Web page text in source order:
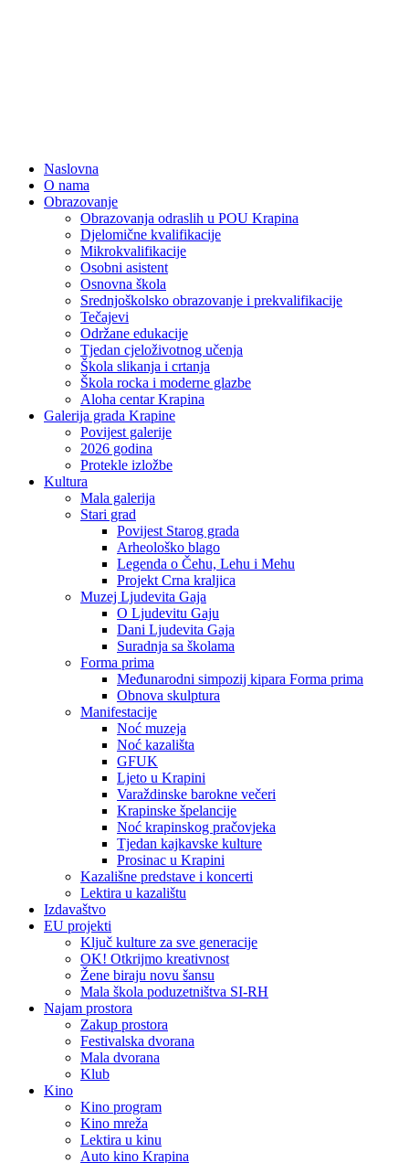
Naslovna
O nama
Obrazovanje
Obrazovanja odraslih u POU Krapina
Djelomične kvalifikacije
Mikrokvalifikacije
Osobni asistent
Osnovna škola
Srednjoškolsko obrazovanje i prekvalifikacije
Tečajevi
Održane edukacije
Tjedan cjeloživotnog učenja
Škola slikanja i crtanja
Škola rocka i moderne glazbe
Aloha centar Krapina
Galerija grada Krapine
Povijest galerije
2026 godina
Protekle izložbe
Kultura
Mala galerija
Stari grad
Povijest Starog grada
Arheološko blago
Legenda o Čehu, Lehu i Mehu
Projekt Crna kraljica
Muzej Ljudevita Gaja
O Ljudevitu Gaju
Dani Ljudevita Gaja
Suradnja sa školama
Forma prima
Međunarodni simpozij kipara Forma prima
Obnova skulptura
Manifestacije
Noć muzeja
Noć kazališta
GFUK
Ljeto u Krapini
Varaždinske barokne večeri
Krapinske špelancije
Noć krapinskog pračovjeka
Tjedan kajkavske kulture
Prosinac u Krapini
Kazališne predstave i koncerti
Lektira u kazalištu
Izdavaštvo
EU projekti
Ključ kulture za sve generacije
OK! Otkrijmo kreativnost
Žene biraju novu šansu
Mala škola poduzetništva SI-RH
Najam prostora
Zakup prostora
Festivalska dvorana
Mala dvorana
Klub
Kino
Kino program
Kino mreža
Lektira u kinu
Auto kino Krapina